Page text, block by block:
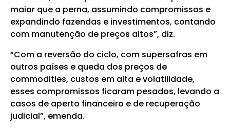
maior que a perna, assumindo compromissos e
expandindo fazendas e investimentos, contando
com manutenção de preços altos”, diz.
“Com a reversão do ciclo, com supersafras em
outros países e queda dos preços de
commodities, custos em alta e volatilidade,
esses compromissos ficaram pesados, levando a
casos de aperto financeiro e de recuperação
judicial”, emenda.